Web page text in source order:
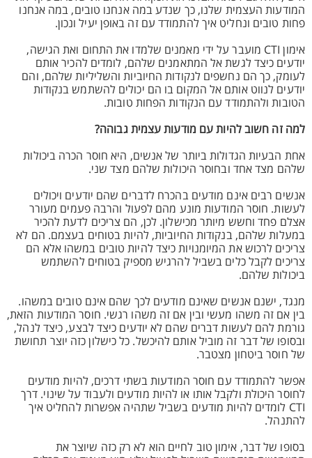
המודעות העצמית שלנו, כך שנדע במה אנחנו טובים, במה אנחנו
פחות טובים ונחליט איך להתמודד עם זה באופן יעיל ונכון.
אימון CTI מועבר על ידי מאמנים שלמדו את התחום ואת הגישה,
יודעים כיצד לגשת אל המתאמנים שלהם, לומדים להכיר אותם
לעומק, כך הם נחשפים לנקודות החיוביות והשליליות שלהם, והם
יודעים לנווט אותם אל המקום בו הם יכולים להשתמש בנקודות
הטובות ולהתמודד עם הנקודות הפחות טובות.
למה זה חשוב להיות עם מודעות עצמית גבוהה?
אחת הבעיות הגדולות ביותר של אנשים, היא חוסר הכרה ביכולות
שלהם מצד אחד ובחוסר היכולות שלהם מצד שני.
אנשים רבים אינם מודעים בהכרח לדברים שהם יודעים ויכולים
לעשות. חוסר המודעות מונע מהם לפעול והרבה פעמים מעורר
אצלם פחד וחשש מיותר מכישלון. לכן, הם צריכים לדעת להכיר
במעלות שלהם, בנקודות החיוביות, להיות בטוחים בעצמם. הם לא
צריכים לרכוש את המיומנויות כיצד להיות טובים במשהו אלא הם
צריכים לקבל כלים בשביל להרגיש מספיק בטוחים להשתמש
ביכולות שלהם.
מנגד, ישנם אנשים שאינם מודעים לכך שהם אינם טובים במשהו.
בין אם זה משהו מעשי ובין אם זה משהו רגשי. חוסר המודעות הזאת,
גורמת להם לעשות דברים שהם לא יודעים כיצד לבצע, כיצד לנהל,
ובסופו של דבר זה מוביל אותם להיכשל. כל כישלון כזה יוצר תחושת
של חוסר ביטחון מצטבר.
אפשר להתמודד עם חוסר המודעות בשתי דרכים, להיות מודעים
לחוסר היכולת ולקבל אותו או להיות מודעים ולעבוד על שינוי. דרך
CTI לומדים להיות מודעים בשביל שתהיה אפשרות להחליט איך
להתנהל.
בסופו של דבר, אימון טוב לחיים הוא לא רק כזה שיוצר את